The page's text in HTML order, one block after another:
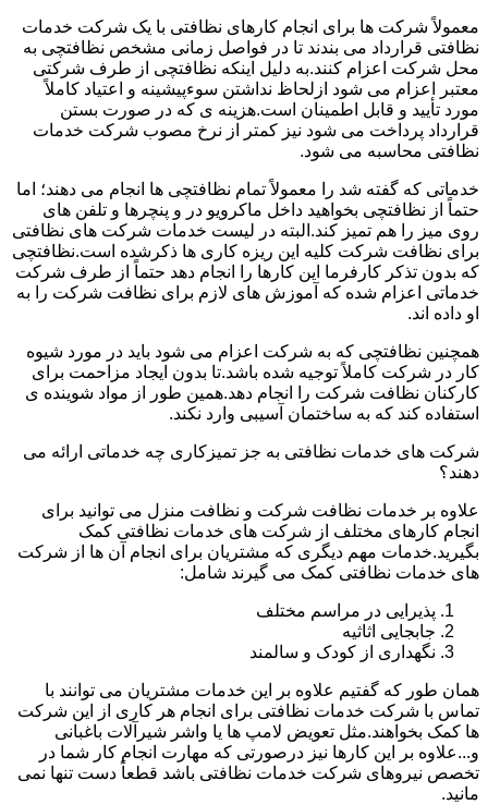
معمولاً شرکت ها برای انجام کارهای نظافتی با یک شرکت خدمات
نظافتی قرارداد می بندند تا در فواصل زمانی مشخص نظافتچی به
محل شرکت اعزام کنند.به دلیل اینکه نظافتچی از طرف شرکتی
معتبر اعزام می شود ازلحاظ نداشتن سوءپیشینه و اعتیاد کاملاً
مورد تأیید و قابل اطمینان است.هزینه ی که در صورت بستن
قرارداد پرداخت می شود نیز کمتر از نرخ مصوب شرکت خدمات
نظافتی محاسبه می شود.
خدماتی که گفته شد را معمولاً تمام نظافتچی ها انجام می دهند؛ اما
حتماً از نظافتچی بخواهید داخل ماکرویو در و پنچرها و تلفن های
روی میز را هم تمیز کند.البته در لیست خدمات شرکت های نظافتی
برای نظافت شرکت کلیه این ریزه کاری ها ذکرشده است.نظافتچی
که بدون تذکر کارفرما این کارها را انجام دهد حتماً از طرف شرکت
خدماتی اعزام شده که آموزش های لازم برای نظافت شرکت را به
او داده اند.
همچنین نظافتچی که به شرکت اعزام می شود باید در مورد شیوه
کار در شرکت کاملاً توجیه شده باشد.تا بدون ایجاد مزاحمت برای
کارکنان نظافت شرکت را انجام دهد.همین طور از مواد شوینده ی
استفاده کند که به ساختمان آسیبی وارد نکند.
شرکت های خدمات نظافتی به جز تمیزکاری چه خدماتی ارائه می
دهند؟
علاوه بر خدمات نظافت شرکت و نظافت منزل می توانید برای
انجام کارهای مختلف از شرکت های خدمات نظافتی کمک
بگیرید.خدمات مهم دیگری که مشتریان برای انجام آن ها از شرکت
های خدمات نظافتی کمک می گیرند شامل:
پذیرایی در مراسم مختلف
جابجایی اثاثیه
نگهداری از کودک و سالمند
همان طور که گفتیم علاوه بر این خدمات مشتریان می توانند با
تماس با شرکت خدمات نظافتی برای انجام هر کاری از این شرکت
ها کمک بخواهند.مثل تعویض لامپ ها یا واشر شیرآلات باغبانی
و...علاوه بر این کارها نیز درصورتی که مهارت انجام کار شما در
تخصص نیروهای شرکت خدمات نظافتی باشد قطعاً دست تنها نمی
مانید.